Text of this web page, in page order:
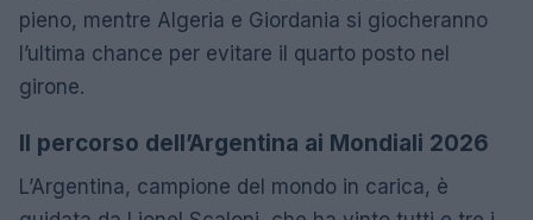
pieno, mentre Algeria e Giordania si giocheranno
l’ultima chance per evitare il quarto posto nel
girone.
Il percorso dell’Argentina ai Mondiali 2026
L’Argentina, campione del mondo in carica, è